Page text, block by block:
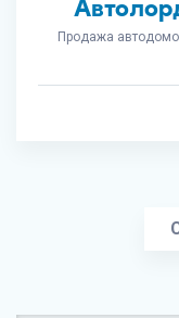
Продажа